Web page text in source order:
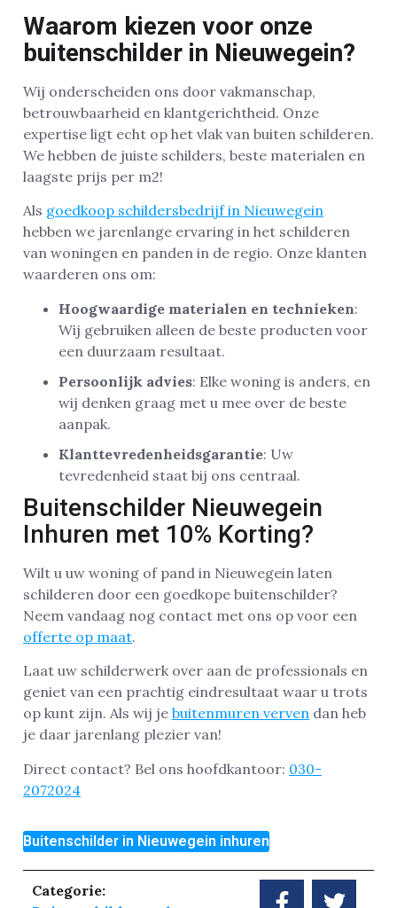
Waarom kiezen voor onze
buitenschilder in Nieuwegein?
Wij onderscheiden ons door vakmanschap,
betrouwbaarheid en klantgerichtheid. Onze
expertise ligt echt op het vlak van buiten schilderen.
We hebben de juiste schilders, beste materialen en
laagste prijs per m2!
Als goedkoop schildersbedrijf in Nieuwegein
hebben we jarenlange ervaring in het schilderen
van woningen en panden in de regio. Onze klanten
waarderen ons om:
Hoogwaardige materialen en technieken:
Wij gebruiken alleen de beste producten voor
een duurzaam resultaat.
Persoonlijk advies: Elke woning is anders, en
wij denken graag met u mee over de beste
aanpak.
Klanttevredenheidsgarantie: Uw
tevredenheid staat bij ons centraal.
Buitenschilder Nieuwegein
Inhuren met 10% Korting?
Wilt u uw woning of pand in Nieuwegein laten
schilderen door een goedkope buitenschilder?
Neem vandaag nog contact met ons op voor een
offerte op maat.
Laat uw schilderwerk over aan de professionals en
geniet van een prachtig eindresultaat waar u trots
op kunt zijn. Als wij je buitenmuren verven dan heb
je daar jarenlang plezier van!
Direct contact? Bel ons hoofdkantoor: 030-
2072024
Buitenschilder in Nieuwegein inhuren
Categorie: